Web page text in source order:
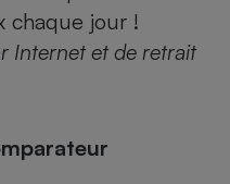
chaque jour !
Internet et de retrait